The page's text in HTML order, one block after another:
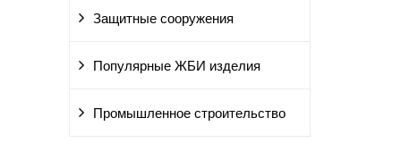
Защитные сооружения
Популярные ЖБИ изделия
Промышленное строительство